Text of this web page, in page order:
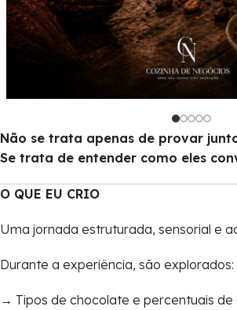
Não se trata apenas de provar
Se trata de entender como eles
O QUE EU CRIO
Uma jornada estruturada, sensorial e
Durante a experiência, são explorados:
→ Tipos de chocolate e percentuais de